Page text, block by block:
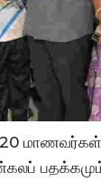
மாணவர்கள்